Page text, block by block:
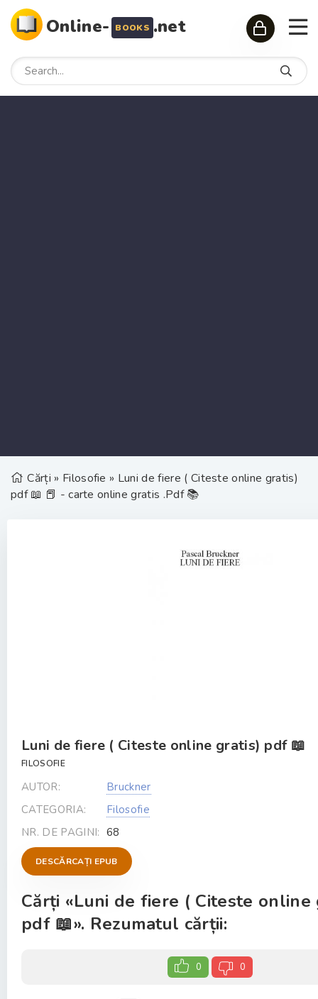
Online- BOOKS .net
Cărți » Filosofie » Luni de fiere ( Citeste online gratis)
pdf 📖 📕 - carte online gratis .Pdf 📚
Luni de fiere ( Citeste online gratis) pdf 📖
FILOSOFIE
AUTOR:
Bruckner
CATEGORIA:
Filosofie
NR. DE PAGINI: 68
DESCĂRCAȚI EPUB
Cărți «Luni de fiere ( Citeste online
pdf 📖». Rezumatul cărții:
0 0